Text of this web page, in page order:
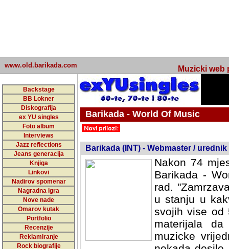
www.old.barikada.com Muzicki web
Backstage
BB Lokner
Diskografija
ex YU singles
Foto album
Interviews
Jazz reflections
Jeans generacija
Knjiga
Linkovi
Nadirov spomenar
Nagradna igra
Nove nade
Omarov kutak
Portfolio
Recenzije
Reklamiranje
Rock biografije
Barikada - World Of Music
Barikada (INT) - Webmaster / urednik
Nakon 74
Barikada -
rad.
u stanju u
svojih vise od
materijala
muzicke